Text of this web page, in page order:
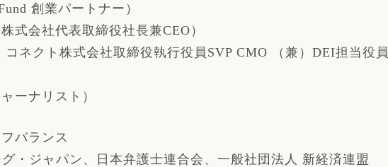
創業パートナー）
式会社代表取締役社長兼CEO）
ネクト株式会社取締役執行役員SVP CMO （兼）DEI担当役員
ーナリスト）
バランス
・ジャパン、日本弁護士連合会、一般社団法人 新経済連盟